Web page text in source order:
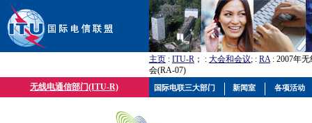
主页 : ITU-R ； : 大会和会议; : RA: 2007年
会(RA-07)
无线电通信部门(ITU-R)
国际电联三大部门 新闻室 各项活动